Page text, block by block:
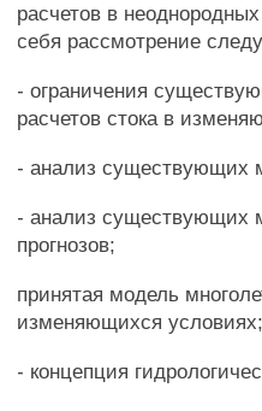
расчетов в
себя рассмотрение
- ограничения
расчетов стока в
- анализ существующих
- анализ существующих
прогнозов;
принятая модель
изменяющихся условиях;
- концепция